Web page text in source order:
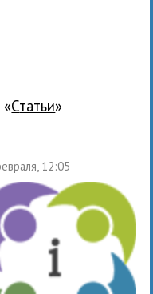
Статьи»
12:05